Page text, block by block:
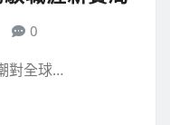
0
對全球…